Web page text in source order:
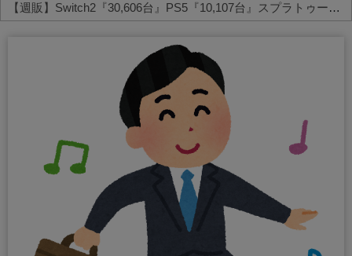
【週販】Switch2『30,606台』PS5『10,107台』スプラトゥーン レイダース「73,542本」